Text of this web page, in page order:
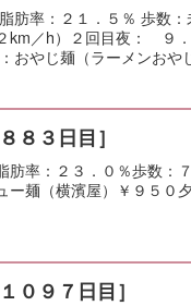
肪率：２１．５％ 歩数
km／h）２回目夜： ９
おやじ麺（ラーメンおや
８３日目］
肪率：２３．０％歩数：
ー麺（横濱屋）￥９５０
０９７日目］